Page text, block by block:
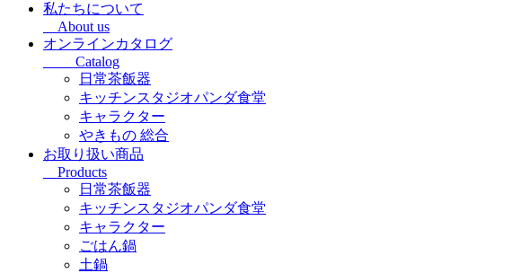
私たちについて
About us
オンラインカタログ
Catalog
日常茶飯器
キッチンスタジオパンダ食堂
キャラクター
やきもの 総合
お取り扱い商品
Products
日常茶飯器
キッチンスタジオパンダ食堂
キャラクター
ごはん鍋
土鍋